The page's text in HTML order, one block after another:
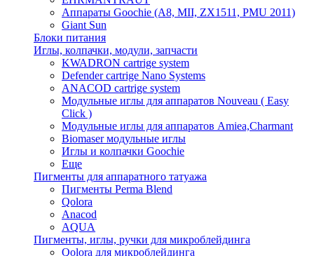
Аппараты Goochie (A8, MII, ZX1511, PMU 2011)
Giant Sun
Блоки питания
Иглы, колпачки, модули, запчасти
KWADRON cartrige system
Defender cartrige Nano Systems
ANACOD cartrige system
Модульные иглы для аппаратов Nouveau ( Easy
Click )
Модульные иглы для аппаратов Amiea,Charmant
Biomaser модульные иглы
Иглы и колпачки Goochie
Еще
Пигменты для аппаратного татуажа
Пигменты Perma Blend
Qolora
Anacod
AQUA
Пигменты, иглы, ручки для микроблейдинга
Qolora для микроблейдинга